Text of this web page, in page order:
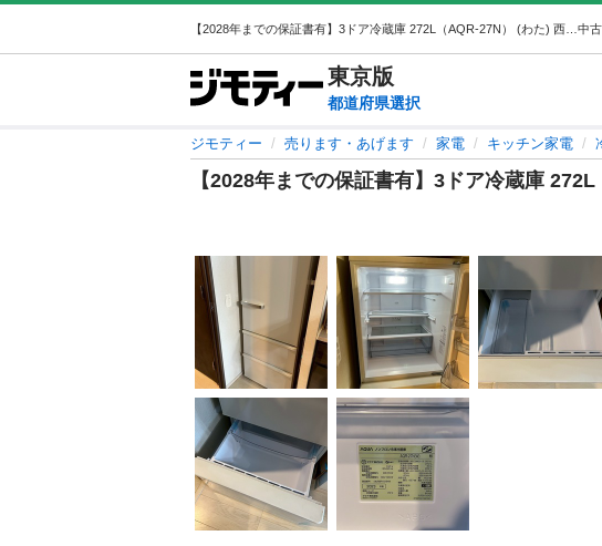
中古
東京版
都道府県選択
ジモティー 売ります・あげます 家電 キッチン家電
【2028年までの保証書有】3ドア冷蔵庫 272L